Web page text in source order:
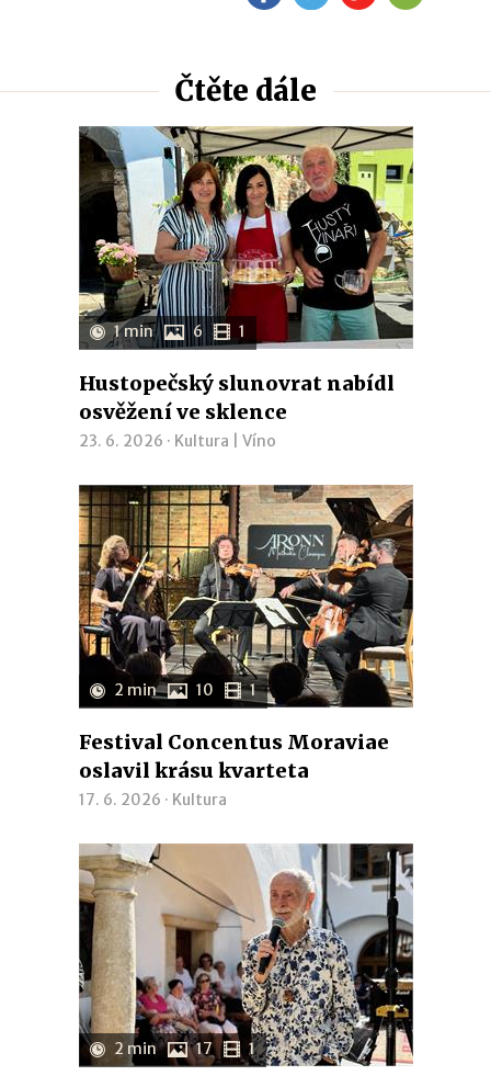
Čtěte dále
1 min 6 1
Hustopečský slunovrat nabídl
osvěžení ve sklence
23. 6. 2026 · Kultura Víno
2 min 10 1
Festival Concentus Moraviae
oslavil krásu kvarteta
17. 6. 2026 · Kultura
2 min 17 1